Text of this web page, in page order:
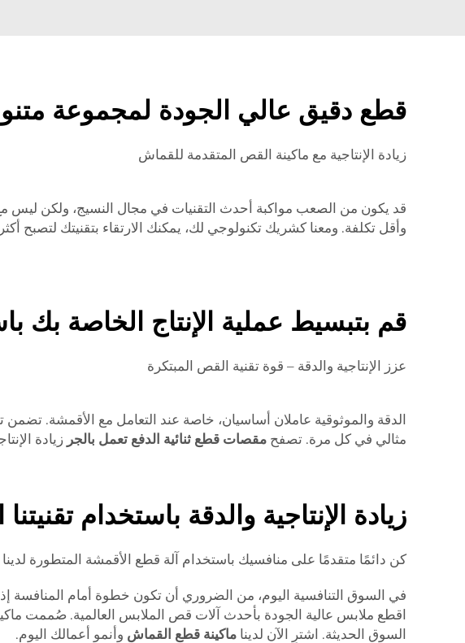
قطع دقيق عالي الجودة لمجموعة
زيادة الإنتاجية مع ماكينة القص المتقدمة للقماش
وأقل تكلفة. ومعنا كشريك تكنولوجي لك، يمكنك الارتقاء بتقنيتك لتصبح
قم بتبسيط عملية الإنتاج الخاصة بك
عزز الإنتاجية والدقة – قوة تقنية القص المبتكرة
مثالي في كل مرة. تصفح مقصات قطع ثنائية الدفع تعمل بالجر زيادة
زيادة الإنتاجية والدقة باستخدام
كن دائمًا متقدمًا على منافسيك باستخدام آلة قطع الأقمشة المتطورة لدينا
اقطع ملابس عالية الجودة بأحدث آلات قص الملابس العالمية. صُممت
السوق الحديثة. اشترِ الآن لدينا ماكينة قطع القماش وأنمو أعمالك اليوم.